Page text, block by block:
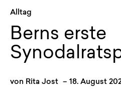
Alltag
Berns erste
von Rita Jost – 18. August